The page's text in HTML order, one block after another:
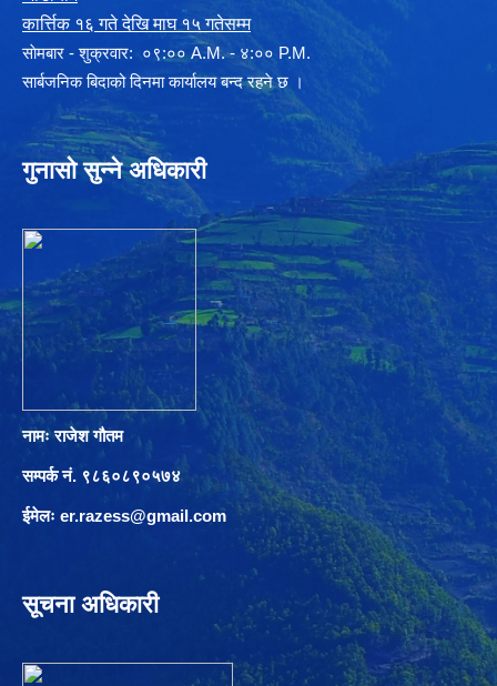
कार्त्तिक १६ गते देखि माघ १५ गतेसम्म
साेमबार - शुक्रवार: ०९:०० A.M. - ४:०० P.M.
सार्बजनिक बिदाको दिनमा कार्यालय बन्द रहने छ ।
गुनासो सुन्ने अधिकारी
नामः राजेश गौतम
सम्पर्क नं. ९८६०८९०५७४
ईमेलः er.razess@gmail.com
सूचना अधिकारी